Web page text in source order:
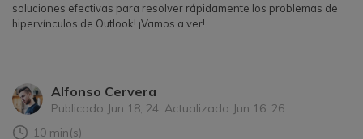
soluciones efectivas para resolver rápidamente los problemas de
hipervínculos de Outlook! ¡Vamos a ver!
Alfonso Cervera
Publicado Jun 18, 24, Actualizado Jun 16, 26
10 min(s)